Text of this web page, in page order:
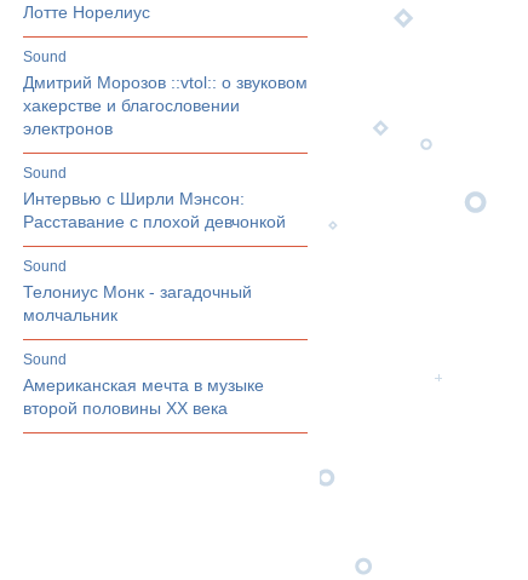
Лотте Норелиус
sound
Дмитрий Морозов ::vtol:: о звуковом
хакерстве и благословении
электронов
sound
Интервью с Ширли Мэнсон:
Расставание с плохой девчонкой
sound
Телониус Монк - загадочный
молчальник
sound
Американская мечта в музыке
второй половины ХХ века